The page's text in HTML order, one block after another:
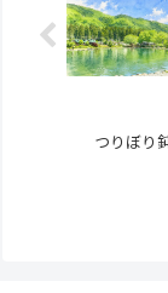
つりぼり